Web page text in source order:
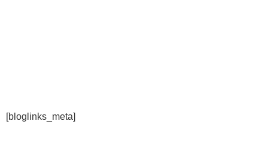
[bloglinks_meta]